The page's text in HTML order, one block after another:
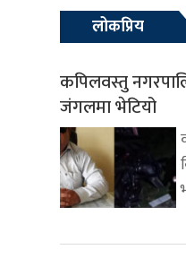
लोकप्रिय
कपिलवस्तु
जंगलमा भेटियो